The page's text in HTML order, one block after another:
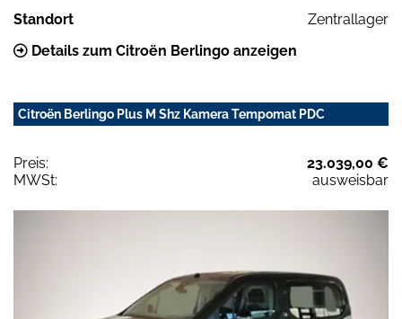
Standort
Zentrallager
Details zum Citroën Berlingo anzeigen
Citroën Berlingo Plus M Shz Kamera Tempomat PDC
Preis:
23.039,00 €
MWSt:
ausweisbar